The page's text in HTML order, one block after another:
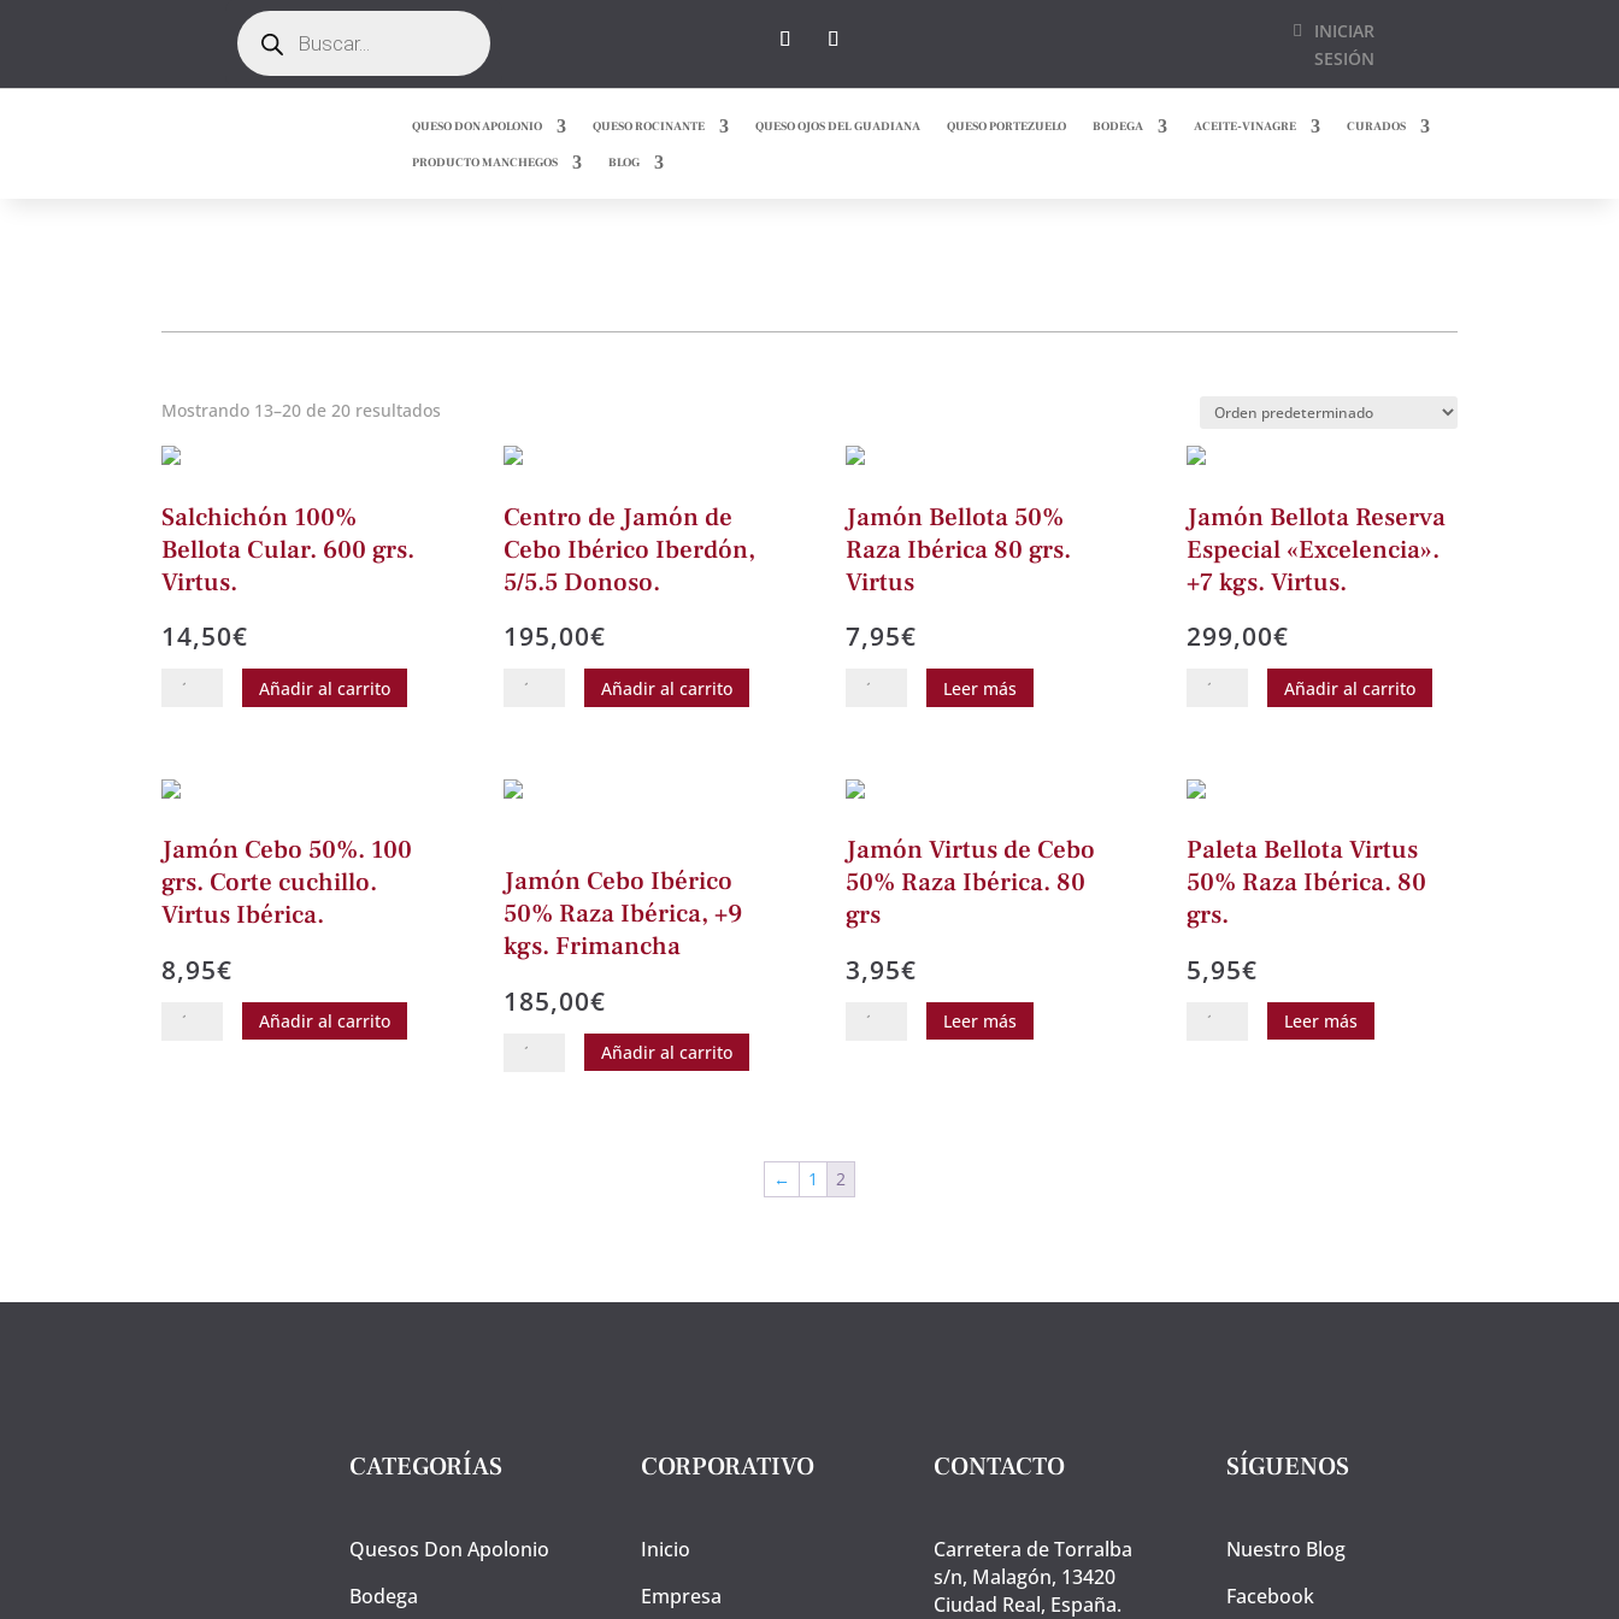
Búsqueda
de
productos
INICIAR
SESIÓN
QUESO DON APOLONIO QUESO ROCINANTE QUESO OJOS DEL GUADIANA QUESO PORTEZUELO BODEGA ACEITE-VINAGRE CURADOS
PRODUCTO MANCHEGOS BLOG
Mostrando 13–20 de 20 resultados
Salchichón 100%
Bellota Cular. 600 grs.
Virtus.
14,50€
Salchichón
Cular.
grs.
Virtus.
cantidad
Añadir al carrito
Centro de Jamón de
Cebo Ibérico Iberdón,
5/5.5 Donoso.
195,00€
Centro
de
Iberdón,
5/5.5
Donoso.
cantidad
Añadir al carrito
Jamón Bellota 50%
Raza Ibérica 80 grs.
Virtus
7,95€
Jamón
Raza
80
grs.
cantidad
Leer más
Jamón Bellota Reserva
Especial «Excelencia».
+7 kgs. Virtus.
299,00€
Jamón
Especial
+7
kgs.
cantidad
Añadir al carrito
Jamón Cebo 50%. 100
grs. Corte cuchillo.
Virtus Ibérica.
8,95€
Jamón
cantidad
Añadir al carrito
Jamón Cebo Ibérico
50% Raza Ibérica, +9
kgs. Frimancha
185,00€
Jamón
Frimancha
Añadir al carrito
Jamón Virtus de Cebo
50% Raza Ibérica. 80
grs
3,95€
Jamón
Raza
Ibérica.
cantidad
Leer más
Paleta Bellota Virtus
50% Raza Ibérica. 80
grs.
5,95€
Paleta
Leer más
← 1 2
CATEGORÍAS
Quesos Don Apolonio
Bodega
CORPORATIVO
Inicio
Empresa
CONTACTO
Carretera de Torralba
s/n, Malagón, 13420
Ciudad Real, España.
SÍGUENOS
Nuestro Blog
Facebook